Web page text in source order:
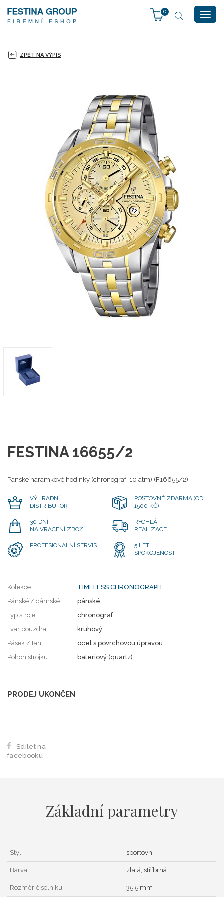
0
ZPĚT NA VÝPIS
FESTINA 16655/2
Pánské náramkové hodinky (chronograf, 10 atm) (F16655/2)
VÝHRADNÍ
DISTRIBUTOR
POŠTOVNÉ ZDARMA (OD
1500 KČ)
30 DNÍ
NA VRÁCENÍ ZBOŽÍ
RYCHLÁ
REALIZACE
PROFESIONÁLNÍ SERVIS
5 LET
SPOKOJENOSTI
Kolekce
TIMELESS CHRONOGRAPH
Pánské / dámské
pánské
Typ stroje
chronograf
Tvar pouzdra
kruhový
Pásek / tah
ocel s povrchovou úpravou
Pohon strojku
bateriový (quartz)
PRODEJ UKONČEN
Sdílet na
facebooku
Základní parametry
Styl sportovní
Barva zlatá, stříbrná
Rozměr číselníku 35,5 mm